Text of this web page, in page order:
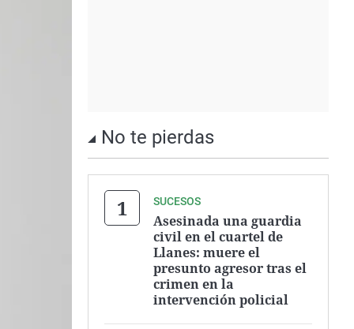
No te pierdas
SUCESOS
Asesinada una guardia
civil en el cuartel de
Llanes: muere el
presunto agresor tras el
crimen en la
intervención policial